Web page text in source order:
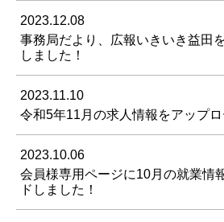
2023.12.08
事務局だより、広報いきいき益田
しました！
2023.11.10
令和5年11月の求人情報をアップロ
2023.10.06
会員様専用ページに10月の就業情
ドしました！